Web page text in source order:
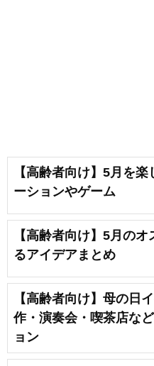
【高齢者向け】5月を
ーションやゲーム
【高齢者向け】5月の
るアイデアまとめ
【高齢者向け】母の日
作・演奏会・喫茶店な
ョン